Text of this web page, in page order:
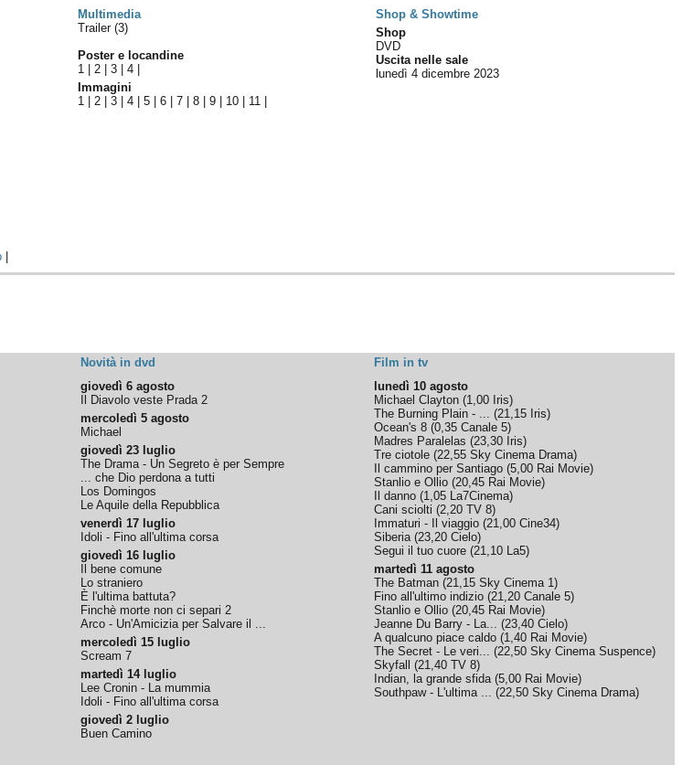
Multimedia
Shop & Showtime
Trailer (3)
Poster e locandine
1 |2 |3 |4
Immagini
1 |2 |3 |4 |5 |6 |7 |8 |9 10 11
Shop
DVD
Uscita nelle sale
lunedì 4 dicembre 2023
Novità in dvd
Film in tv
giovedì 6 agosto
Il Diavolo veste Prada 2
mercoledì 5 agosto
Michael
giovedì 23 luglio
The Drama - Un Segreto è per Sempre
... che Dio perdona a tutti
Los Domingos
Le Aquile della Repubblica
venerdì 17 luglio
Idoli - Fino all'ultima corsa
giovedì 16 luglio
Il bene comune
Lo straniero
È l'ultima battuta?
Finchè morte non ci separi 2
Arco - Un'Amicizia per Salvare il ...
mercoledì 15 luglio
Scream 7
martedì 14 luglio
Lee Cronin - La mummia
Idoli - Fino all'ultima corsa
giovedì 2 luglio
Buen Camino
lunedì 10 agosto
Michael Clayton (1,00 Iris)
The Burning Plain - ... (21,15 Iris)
Ocean's 8 (0,35 Canale 5)
Madres Paralelas (23,30 Iris)
Tre ciotole (22,55 Sky Cinema Drama)
Il cammino per Santiago (5,00 Rai Movie)
Stanlio e Ollio (20,45 Rai Movie)
Il danno (1,05 La7Cinema)
Cani sciolti (2,20 TV 8)
Immaturi - Il viaggio (21,00 Cine34)
Siberia(23,20 Cielo)
Segui il tuo cuore (21,10 La5)
martedì 11 agosto
The Batman (21,15 Sky Cinema 1)
Fino all'ultimo indizio (21,20 Canale 5)
Stanlio e Ollio (20,45 Rai Movie)
Jeanne Du Barry - La... (23,40 Cielo)
A qualcuno piace caldo (1,40 Rai Movie)
The Secret - Le veri... (22,50 Sky Cinema Suspence)
Skyfall (21,40 TV 8)
Indian, la grande sfida(5,00 Rai Movie)
Southpaw - L'ultima ... (22,50 Sky Cinema Drama)